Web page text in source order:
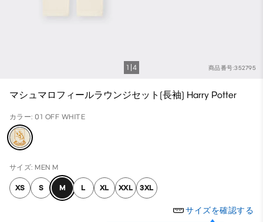
商品番号:352795
1 4
マシュマロフィールラウンジセット(長袖) Harry Potter
カラー: 01 OFF WHITE
サイズ: MEN M
XS S M L XL XXL 3XL
サイズを確認する